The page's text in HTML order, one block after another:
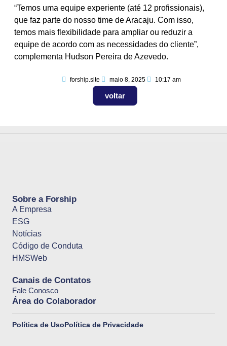
“Temos uma equipe experiente (até 12 profissionais),
que faz parte do nosso time de Aracaju. Com isso,
temos mais flexibilidade para ampliar ou reduzir a
equipe de acordo com as necessidades do cliente”,
complementa Hudson Pereira de Azevedo.
forship.site maio 8, 2025 10:17 am
voltar
Sobre a Forship
A Empresa
ESG
Notícias
Código de Conduta
HMSWeb
Canais de Contatos
Fale Conosco
Área do Colaborador
Política de UsoPolítica de Privacidade